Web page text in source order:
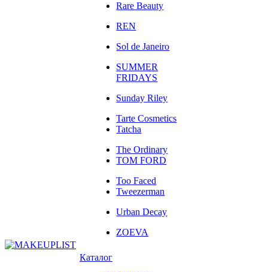
Rare Beauty
REN
Sol de Janeiro
SUMMER
FRIDAYS
Sunday Riley
Tarte Cosmetics
Tatcha
The Ordinary
TOM FORD
Too Faced
Tweezerman
Urban Decay
ZOEVA
Каталог